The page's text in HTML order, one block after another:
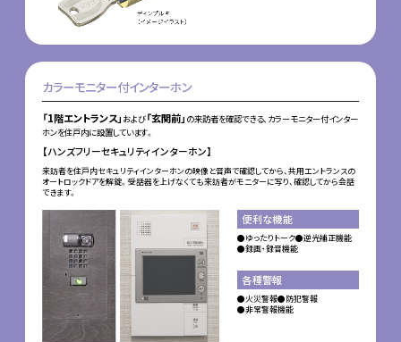
カラーモニター付インターホン
「1階エントランス」 および「玄関前」 の来訪者を確認できる、カラーモニター付インター
ホンを住戸内に設置しています。
【ハンズフリーセキュリティインターホン】
来訪者を住戸内セキュリティインターホンの映像と音声で確認してから、共用エントランスの
オートロックドアを解錠。受話器を上げなくても来訪者がモニターに写り、確認してから会話
できます。
便利な機能
●ゆったりトーク●逆光補正機能
●録画・録音機能
各種警報
●火災警報●防犯警報
●非常警報機能